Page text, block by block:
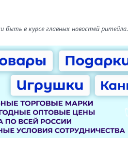
быть в курсе главных новостей ритейла.